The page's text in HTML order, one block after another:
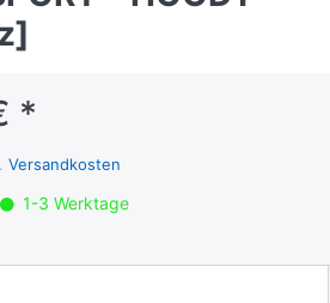
*
Versandkosten
1-3 Werktage